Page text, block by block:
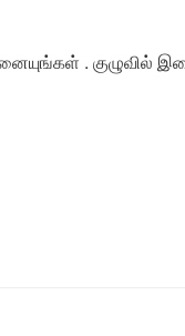
. குழுவில்